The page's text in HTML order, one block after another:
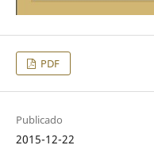
PDF
Publicado
2015-12-22